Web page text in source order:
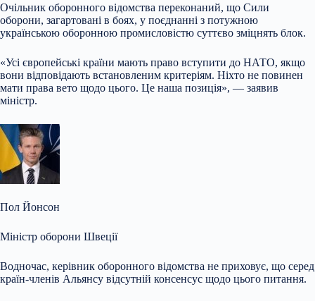
Очільник оборонного відомства переконаний, що Сили
оборони, загартовані в боях, у поєднанні з потужною
українською оборонною промисловістю суттєво зміцнять блок.
«Усі європейські країни мають право вступити до НАТО, якщо
вони відповідають встановленим критеріям. Ніхто не повинен
мати права вето щодо цього. Це наша позиція», — заявив
міністр.
Пол Йонсон
Міністр оборони Швеції
Водночас, керівник оборонного відомства не приховує, що серед
країн-членів Альянсу відсутній консенсус щодо цього питання.